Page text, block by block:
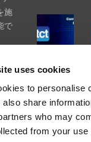
uses cookies
to personalise
also share
who may
from your
施
で